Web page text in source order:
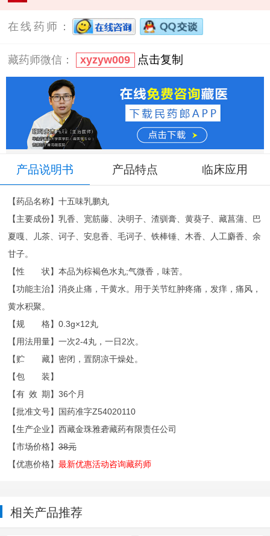
在线药师：
藏药师微信： xyzyw009 点击复制
产品说明书 产品特点 临床应用
【药品名称】十五味乳鹏丸
【主要成份】乳香、宽筋藤、决明子、渣驯膏、黄葵子、藏菖蒲、巴
夏嘎、儿茶、诃子、安息香、毛诃子、铁棒锤、木香、人工麝香、余
甘子。
【性 状】本品为棕褐色水丸;气微香，味苦。
【功能主治】消炎止痛，干黄水。用于关节红肿疼痛，发痒，痛风，
黄水积聚。
【规 格】0.3g×12丸
【用法用量】一次2-4丸，一日2次。
【贮 藏】密闭，置阴凉干燥处。
【包 装】
【有 效 期】36个月
【批准文号】国药准字Z54020110
【生产企业】西藏金珠雅砻藏药有限责任公司
【市场价格】38元
【优惠价格】 最新优惠活动咨询藏药师
相关产品推荐